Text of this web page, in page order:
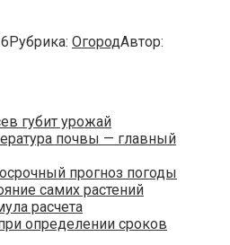
Рубрика: ОгородАвтор:
губит урожай
почвы — главный
прогноз погоды
самих растений
расчета
определении сроков